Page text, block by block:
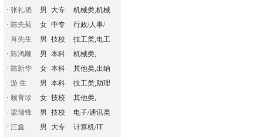
· 张礼韬 男 大专
机械类,机械
· 陈先菊 女 中专
行政/人事/
· 肖先生 男 技校
技工类,电工
· 陈鸿顺 男 本科
机械类,
· 陈新华 女 本科
其他类,出纳
· 游 生 男 本科
技工类,助理
· 赖育珍 女 技校
其他类,
· 梁瑞锋 男 技校
电子/通讯类
· 江鑫 男 大专
计算机/IT